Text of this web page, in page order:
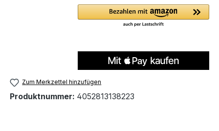
Zum Merkzettel hinzufügen
Produktnummer: 4052813138223